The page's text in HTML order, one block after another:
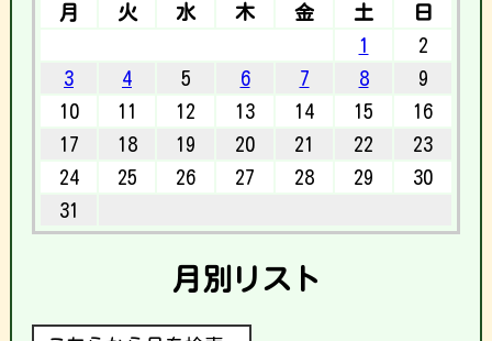
月 火 水 木 金 土
日
1
2
3
4 5 6 7 8
9
10
11 12 13 14 15
16
17
18 19 20 21 22
23
24
25 26 27 28 29
30
31
月別リスト